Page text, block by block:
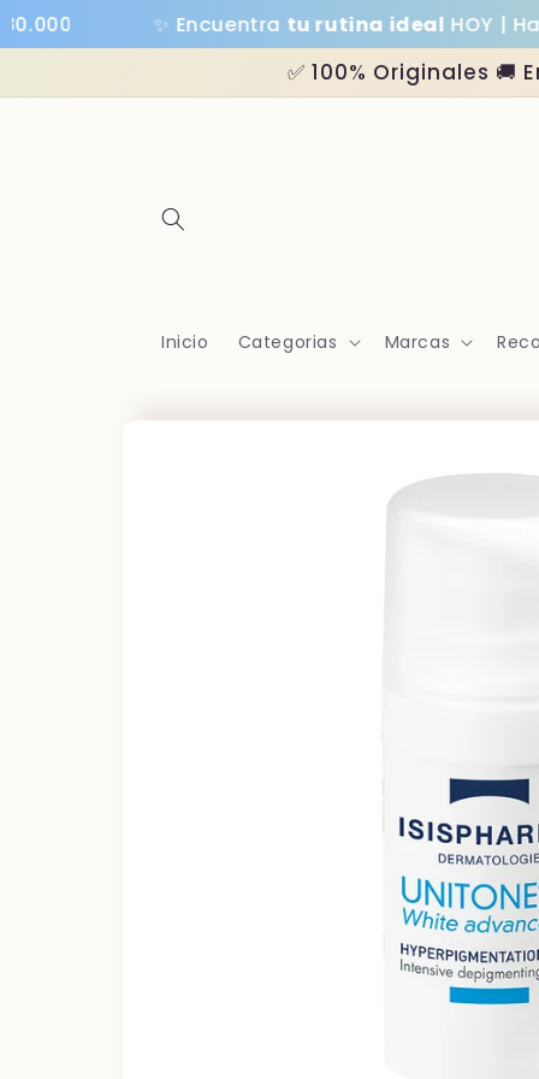
✨ Encuentratu rutina ideal HOY | Hasta
directamente
al contenido
✅ 100% Originales
Inicio Categorias Marcas
directamente